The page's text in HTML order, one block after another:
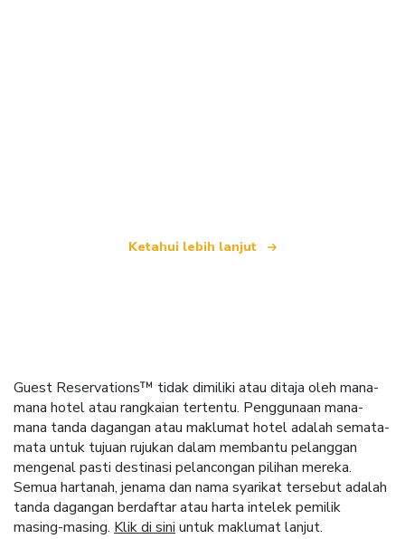
Ketahui lebih lanjut
Guest Reservations™ tidak dimiliki atau ditaja oleh mana-
mana hotel atau rangkaian tertentu. Penggunaan mana-
mana tanda dagangan atau maklumat hotel adalah semata-
mata untuk tujuan rujukan dalam membantu pelanggan
mengenal pasti destinasi pelancongan pilihan mereka.
Semua hartanah, jenama dan nama syarikat tersebut adalah
tanda dagangan berdaftar atau harta intelek pemilik
masing-masing. Klik di sini untuk maklumat lanjut.